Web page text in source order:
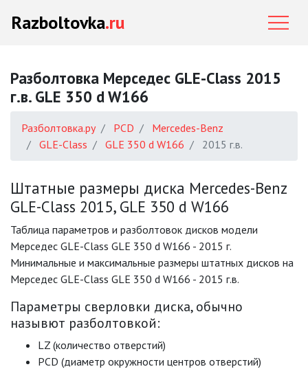
Razboltovka.ru
Разболтовка Мерседес GLE-Class 2015
г.в. GLE 350 d W166
Разболтовка.ру PCD
Mercedes-Benz
GLE-Class
GLE 350 d W166 2015 г.в.
Штатные размеры диска Mercedes-Benz
GLE-Class 2015, GLE 350 d W166
Таблица параметров и разболтовок дисков модели
Мерседес GLE-Class GLE 350 d W166 - 2015 г.
Минимальные и максимальные размеры штатных дисков на
Мерседес GLE-Class GLE 350 d W166 - 2015 г.в.
Параметры сверловки диска, обычно
назывют разболтовкой:
LZ (количество отверстий)
PCD (диаметр окружности центров отверстий)